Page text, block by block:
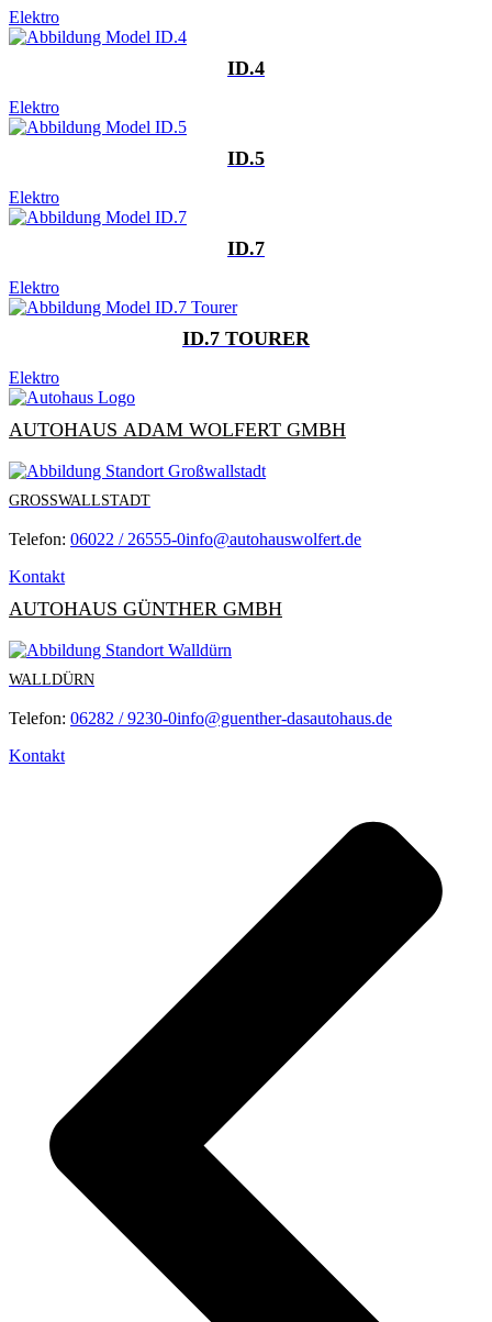
Elektro
ID.4
Elektro
ID.5
Elektro
ID.7
Elektro
ID.7 TOURER
Elektro
AUTOHAUS ADAM WOLFERT GMBH
GROSSWALLSTADT
Telefon: 06022 / 26555-0info@autohauswolfert.de
Kontakt
AUTOHAUS GÜNTHER GMBH
WALLDÜRN
Telefon: 06282 / 9230-0info@guenther-dasautohaus.de
Kontakt